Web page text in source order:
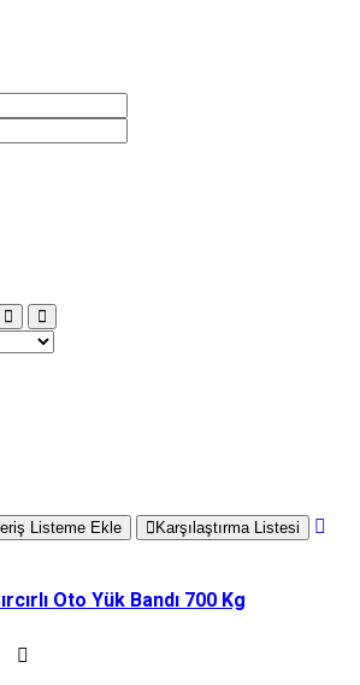
Listeme Ekle Karşılaştırma Listesi
Oto Yük Bandı 700 Kg